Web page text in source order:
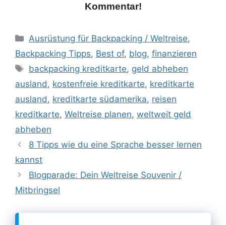
Kommentar!
Kategorien
Ausrüstung für Backpacking / Weltreise,
Backpacking Tipps, Best of, blog, finanzieren
Schlagwörter
backpacking kreditkarte, geld abheben
ausland , kostenfreie kreditkarte, kreditkarte
ausland , kreditkarte südamerika, reisen
kreditkarte, Weltreise planen, weltweit geld
abheben
8 Tipps wie du eine Sprache besser lernen
kannst
Blogparade: Dein Weltreise Souvenir /
Mitbringsel